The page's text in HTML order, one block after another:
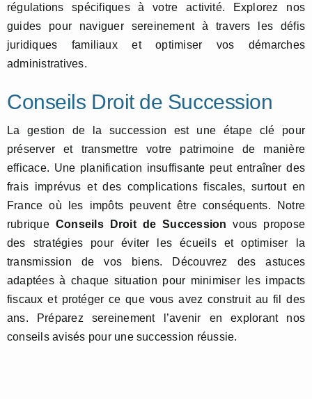
régulations spécifiques à votre activité. Explorez nos
guides pour naviguer sereinement à travers les défis
juridiques familiaux et optimiser vos démarches
administratives.
Conseils Droit de Succession
La gestion de la succession est une étape clé pour
préserver et transmettre votre patrimoine de manière
efficace. Une planification insuffisante peut entraîner des
frais imprévus et des complications fiscales, surtout en
France où les impôts peuvent être conséquents. Notre
rubrique Conseils Droit de Succession vous propose
des stratégies pour éviter les écueils et optimiser la
transmission de vos biens. Découvrez des astuces
adaptées à chaque situation pour minimiser les impacts
fiscaux et protéger ce que vous avez construit au fil des
ans. Préparez sereinement l’avenir en explorant nos
conseils avisés pour une succession réussie.